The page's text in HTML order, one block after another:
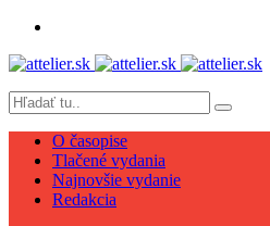
O časopise
Tlačené vydania
Najnovšie vydanie
Redakcia